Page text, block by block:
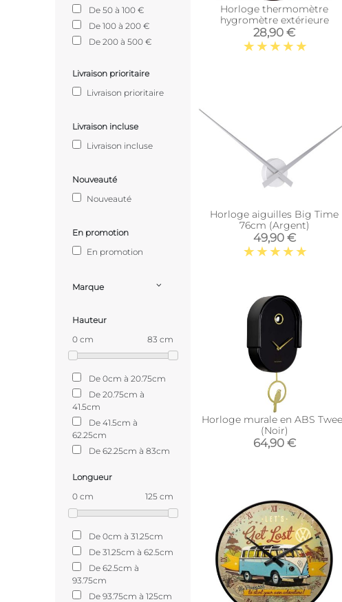
De 50 à 100 €
De 100 à 200 €
De 200 à 500 €
Livraison prioritaire
Livraison prioritaire
Livraison incluse
Livraison incluse
Nouveauté
Nouveauté
En promotion
En promotion
Marque
Hauteur
0 cm
83 cm
De 0cm à 20.75cm
De 20.75cm à
41.5cm
De 41.5cm à
62.25cm
De 62.25cm à 83cm
Longueur
0 cm
125 cm
De 0cm à 31.25cm
De 31.25cm à 62.5cm
De 62.5cm à
93.75cm
De 93.75cm à 125cm
Horloge thermomètre
hygromètre extérieure
28,90 €
Horloge aiguilles Big Time
76cm (Argent)
49,90 €
Horloge murale en ABS
(Noir)
64,90 €